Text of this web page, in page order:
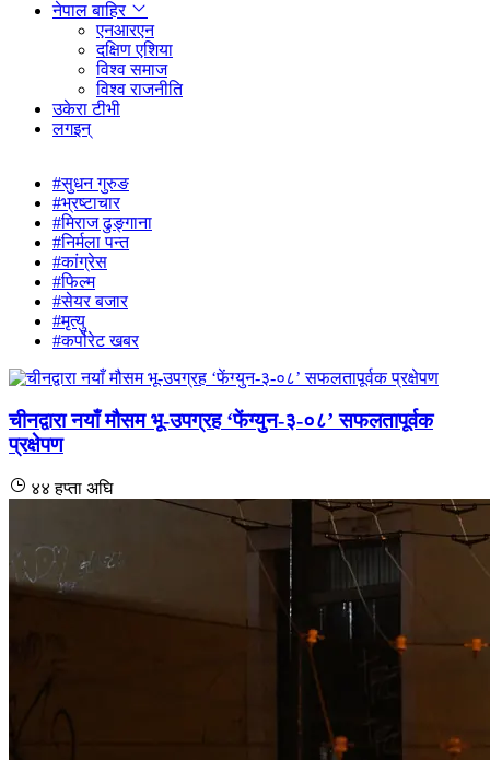
नेपाल बाहिर
एनआरएन
दक्षिण एशिया
विश्व समाज
विश्व राजनीति
उकेरा टीभी
लगइन्
#सुधन गुरुङ
#भ्रष्टाचार
#मिराज ढुङ्गाना
#निर्मला पन्त
#कांग्रेस
#फिल्म
#सेयर बजार
#मृत्यु
#कर्पोरेट खबर
चीनद्वारा नयाँ मौसम भू-उपग्रह ‘फेंग्युन-३-०८’ सफलतापूर्वक
प्रक्षेपण
४४ हप्ता अघि